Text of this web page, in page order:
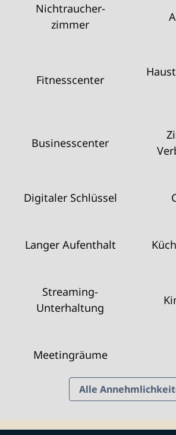
Nichtraucher­
zimmer
Fitnesscenter
Business­center
Digitaler Schlüssel
Langer Aufenthalt
Streaming-
Unterhaltung
Meeting­räume
Alle